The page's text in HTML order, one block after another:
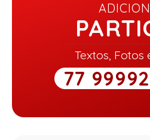
Textos, Fotos
77